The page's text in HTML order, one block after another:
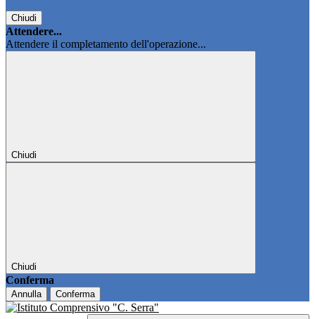
Chiudi
Attendere...
Attendere il completamento dell'operazione...
Chiudi
Chiudi
Conferma
Annulla Conferma